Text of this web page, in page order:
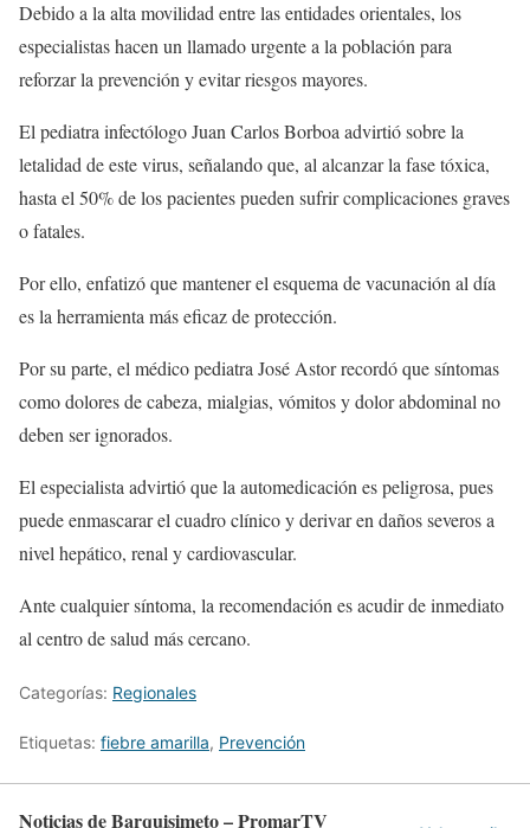
Debido a la alta movilidad entre las entidades orientales, los
especialistas hacen un llamado urgente a la población para
reforzar la prevención y evitar riesgos mayores.
El pediatra infectólogo Juan Carlos Borboa advirtió sobre la
letalidad de este virus, señalando que, al alcanzar la fase tóxica,
hasta el 50% de los pacientes pueden sufrir complicaciones graves
o fatales.
Por ello, enfatizó que mantener el esquema de vacunación al día
es la herramienta más eficaz de protección.
Por su parte, el médico pediatra José Astor recordó que síntomas
como dolores de cabeza, mialgias, vómitos y dolor abdominal no
deben ser ignorados.
El especialista advirtió que la automedicación es peligrosa, pues
puede enmascarar el cuadro clínico y derivar en daños severos a
nivel hepático, renal y cardiovascular.
Ante cualquier síntoma, la recomendación es acudir de inmediato
al centro de salud más cercano.
Categorías: Regionales
Etiquetas: fiebre amarilla, Prevención
Noticias de Barquisimeto – PromarTV